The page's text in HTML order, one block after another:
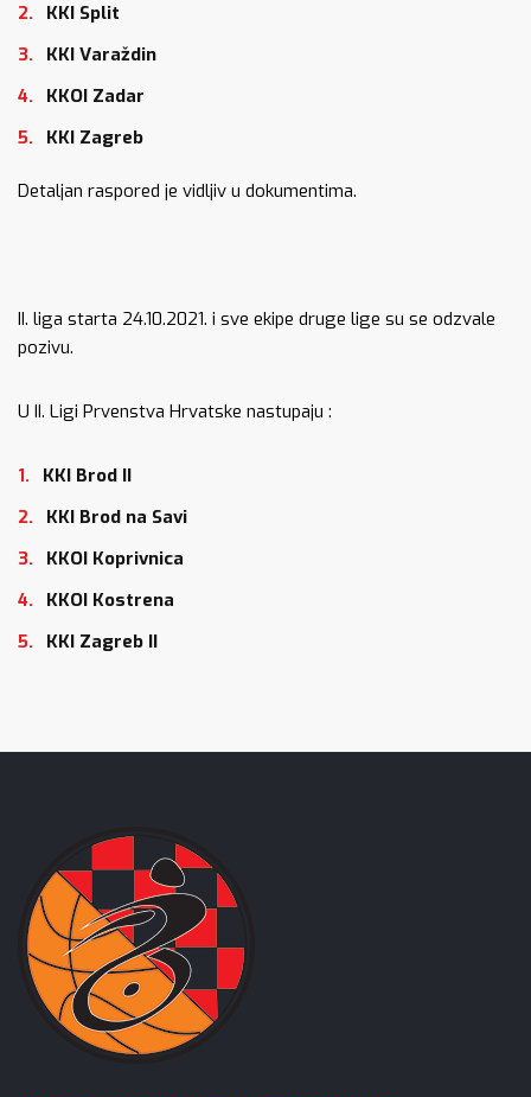
KKI Split
KKI Varaždin
KKOI Zadar
KKI Zagreb
Detaljan raspored je vidljiv u dokumentima.
II. liga starta 24.10.2021. i sve ekipe druge lige su se odzvale
pozivu.
U II. Ligi Prvenstva Hrvatske nastupaju :
KKI Brod II
KKI Brod na Savi
KKOI Koprivnica
KKOI Kostrena
KKI Zagreb II